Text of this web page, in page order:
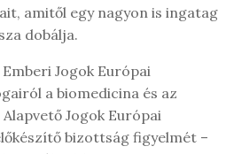
amitől egy nagyon is ingatag
dobálja.
Jogok Európai
a biomedicina és az
Jogok Európai
bizottság figyelmét –